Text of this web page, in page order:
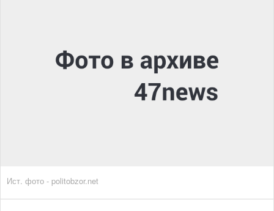
Ист. фото - politobzor.net